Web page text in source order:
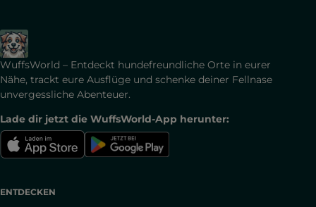
WuffsWorld – Entdeckt hundefreundliche Orte in eurer
Nähe, trackt eure Ausflüge und schenke deiner Fellnase
unvergessliche Abenteuer.
Lade dir jetzt die WuffsWorld-App herunter:
ENTDECKEN